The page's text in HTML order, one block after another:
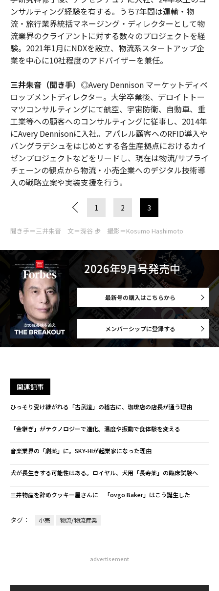
ンサルティング経験を有する。うち7年間は運輸・物
流・旅行業界統括マネージング・ディレクターとして物
流業界のクライアントに対する数々のプロジェクトを経
験。2021年1月にNDXを設立、物流系スタートアップ企
業を中心に10社程度のアドバイザーを兼任。
三井朱音（聞き手） ◎Avery Dennison マーケットディベ
ロップメントディレクター。大学卒業後、デロイトトー
マツコンサルティングにて航空、宇宙防衛、自動車、重
工業等への顧客へのコンサルティングに従事し、2014年
にAvery Dennisonに入社。アパレル顧客へのRFID導入や
バングラデシュをはじめとする各生産拠点におけるカイ
ゼンプロジェクトなどをリードし、現在は物流/サプライ
チェーンの観点から物流・小売企業へのデジタル技術導
入の戦略立案や実装支援を行う。
1 2 3
聞き手＝三井朱音 文＝深谷 歩 撮影＝Kosumo Hashimoto
2026年9月号発売中
最新号の購入はこちらから
メンバーシップに登録する
関連記事
ひっそり受け継がれる「古武道」の稽古に、珈琲店の店長が通う理由
「金継ぎ」がテクノロジーで進化。温度や振動で食体験を変える
音楽業界の「劇薬」に。SKY-HIが起業家になった理由
犬が長生きする可能性はある。ロイヤル、犬用「長寿薬」の臨床試験へ
三井物産を辞めクッキー屋さんに 「ovgo Baker」はこう誕生した
タグ： 小売 物流/物流産業
advertisement